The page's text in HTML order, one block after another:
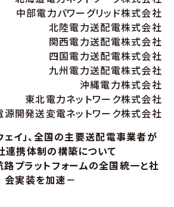
中部電力パワーグリッド株式会社
北陸電力送配電株式会社
関西電力送配電株式会社
四国電力送配電株式会社
九州電力送配電株式会社
沖縄電力株式会社
東北電力ネットワーク株式会社
源開発送変電ネットワーク株式会社
ェイ」、全国の主要送配電事業者が
連携体制の構築について
プラットフォームの全国統一と社
会実装を加速－